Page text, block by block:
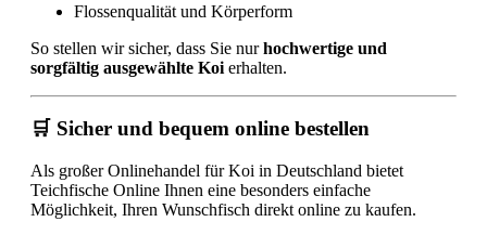
Flossenqualität und Körperform
So stellen wir sicher, dass Sie nurhochwertige und
sorgfältig ausgewählte Koi erhalten.
🛒 Sicher und bequem online bestellen
Als großer Onlinehandel für Koi in Deutschland bietet
Teichfische Online Ihnen eine besonders einfache
Möglichkeit, Ihren Wunschfisch direkt online zu kaufen.